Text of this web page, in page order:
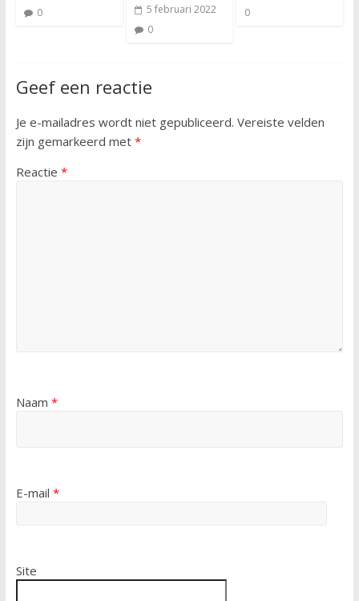
0
5 februari 2022
0
0
Geef een reactie
Je e-mailadres wordt niet gepubliceerd. Vereiste velden
zijn gemarkeerd met *
Reactie *
Naam *
E-mail *
Site